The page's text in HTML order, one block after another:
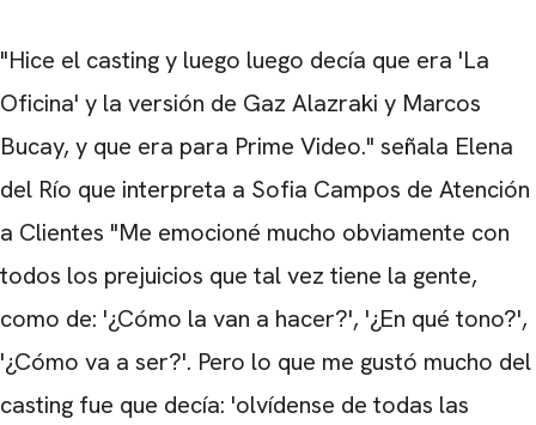
"Hice el casting y luego luego decía que era 'La
Oficina' y la versión de Gaz Alazraki y Marcos
Bucay, y que era para Prime Video." señala Elena
del Río que interpreta a Sofia Campos de Atención
a Clientes "Me emocioné mucho obviamente con
todos los prejuicios que tal vez tiene la gente,
como de: '¿Cómo la van a hacer?', '¿En qué tono?',
'¿Cómo va a ser?'. Pero lo que me gustó mucho del
casting fue que decía: 'olvídense de todas las